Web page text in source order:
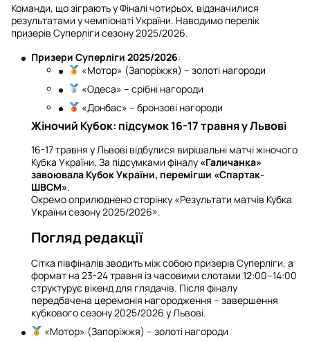
Команди, що зіграють у Фіналі чотирьох, відзначилися
результатами у чемпіонаті України. Наводимо перелік
призерів Суперліги сезону 2025/2026.
Призери Суперліги 2025/2026:
«Мотор» (Запоріжжя) – золоті нагороди
«Одеса» – срібні нагороди
«Донбас» – бронзові нагороди
Жіночий Кубок: підсумок 16-17 травня у Львові
16-17 травня у Львові відбулися вирішальні матчі жіночого
Кубка України. За підсумками фіналу «Галичанка»
завоювала Кубок України, перемігши «Спартак-
ШВСМ».
Окремо оприлюднено сторінку «Результати матчів Кубка
України сезону 2025/2026».
Погляд редакції
Сітка півфіналів зводить між собою призерів Суперліги, а
формат на 23-24 травня із часовими слотами 12:00–14:00
структурує вікенд для глядачів. Після фіналу
передбачена церемонія нагородження – завершення
кубкового сезону 2025/2026 у Львові.
«Мотор» (Запоріжжя) – золоті нагороди